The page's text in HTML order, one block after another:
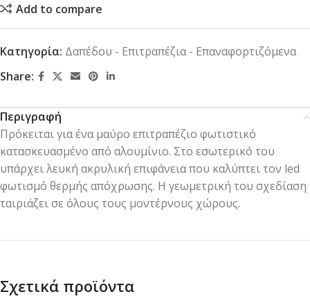
Add to compare
Κατηγορία: Δαπέδου - Επιτραπέζια - Επαναφορτιζόμενα
Share:
Περιγραφή
Πρόκειται για ένα μαύρο επιτραπέζιο φωτιστικό
κατασκευασμένο από αλουμίνιο. Στο εσωτερικό του
υπάρχει λευκή ακρυλική επιφάνεια που καλύπτει τον led
φωτισμό θερμής απόχρωσης. Η γεωμετρική του σχεδίαση
ταιριάζει σε όλους τους μοντέρνους χώρους.
Σχετικά προϊόντα